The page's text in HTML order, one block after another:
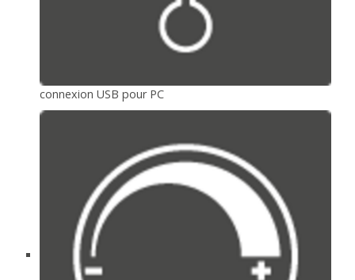
connexion USB pour PC